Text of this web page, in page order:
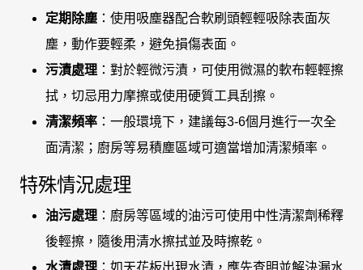
定期除塵 ：使用吸塵器配合軟刷頭輕輕吸除表面灰
塵，動作要輕柔，避免損傷表面。
污漬處理 ：對於輕微污漬，可使用微濕的軟布輕輕擦
拭，切忌用力摩擦或使用硬質工具刮擦。
清潔頻率 ：一般環境下，建議每3-6個月進行一次全
面清潔；廚房等易積塵區域可適當增加清潔頻率。
特殊情況處理
油污處理 ：廚房等區域的油污可使用中性清潔劑稀釋
後輕擦，隨後用清水擦拭並及時擦乾。
水漬處理 ：如天花板出現水漬，應先查明並解決漏水